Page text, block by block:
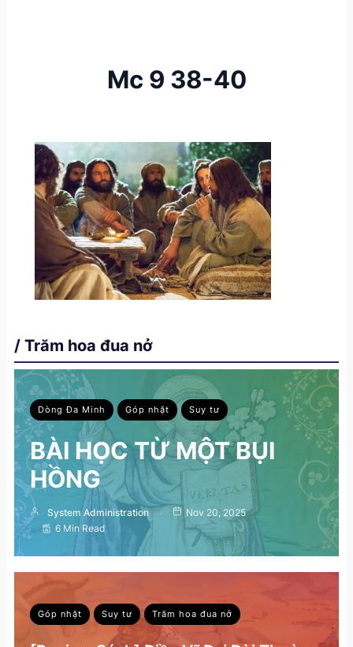
Mc 9 38-40
/ Trăm hoa đua nở
Dòng Đa Minh Góp nhặt Suy tư
BÀI HỌC TỪ MỘT BỤI
HỒNG
System Administration
Nov 20, 2025
6 Min Read
Góp nhặt Suy tư Trăm hoa đua nở